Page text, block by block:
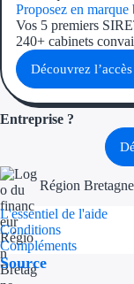
Proposez en
Vos 5 premiers
240+ cabinets
Découvrez
Entreprise ?
Région Bretagne
L'essentiel de l'aide
Conditions
Compléments
Source